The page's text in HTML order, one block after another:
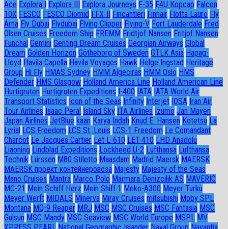
Ace Explora I Explora III Explora Journeys F-35 F4U Корсар Falcon
10X FESCO FESCO Diomid FFX-II Fincantieri Finnair Flotta Lauro Fly
Arna Fly Dubai Flydubai Flying Clipper Flying-V Fort Lauderdale Fred
Olsen Cruises Freedom Ship FREMM Fridtjof Nansen Fritjof Nansen
Funchal Gemini Genting Dream Cruises Georgian Airways Global
Dream Golden Horizon Götheborg of Sweden GTLK Asia Hapag-
Lloyd Havila Capella Havila Voyages Hawk Helge Ingstad Heritage
Group Hi Fly HMAS Sydney HMM Algeciras HMM Oslo HMS
Defender HMS Glasgow Holland America Line Holland American Line
Hurtigruten Hurtigruten Expeditions I-400 IATA IATA World Air
Transport Statistics Icon of the Seas Infinity Interjet IOSA Iran Air
Tour Airlines Isaac Peral Island Sky ITA Airlines Izumo Jan Mayen
Japan Airlines JetBlue kaan Karya Indah Knud E. Hansen Kotetsu La
Lyrial LCS Freedom LCS St. Louis LCS-1 Freedom Le Comandant
Charcot Le Jacques Cartier Let L-610 LET-410 LHD Anadolu
Liaoning Lindblad Expeditions Lockheed U-2 Lufthansa Lufthansa
Technik Lürssen M80 Stiletto Maasdam Madrid Maersk MAERSK
MAERSK проект контейнеровоза Majesty Majesty of the Seas
Mano Cruises Mantra Marco Polo Marmara Denizcilik AS MAVERIC
MC-21 Mein Schiff Herz Mein Shiff 1 Meko-A300 Meyer Turku
Meyer Werft MIDALS Minerva Miray Cruises mitsubishi Moby SPL
Montana MQ-9 Reaper MRJ MSC MSC Cruises MSC Fantasia MSC
Gulsun MSC Mandy MSC Seaview MSC World Europe MSPL MV